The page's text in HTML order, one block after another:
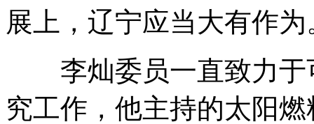
展上，辽宁应当大有作为
李灿委员一直致力于
究工作，他主持的太阳